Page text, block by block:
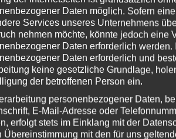
Ozone 2 Reloaded – einem Modpack von
mit Eisen bewaffnet haben begeben wir uns
Daten möglich. Sofern
Services unseres Unternehmens
nehmen möchte, könnte jedoch eine
Daten erforderlich werden.
Daten erforderlich und
keine gesetzliche Grundlage,
der betroffenen Person ein.
personenbezogener Daten,
E-Mail-Adresse oder
erfolgt stets im Einklang mit der
Übereinstimmung mit den für uns